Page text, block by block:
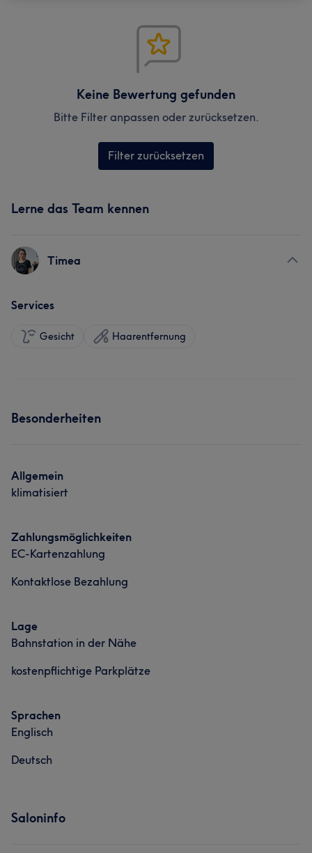
Keine Bewertung gefunden
Bitte Filter anpassen oder zurücksetzen.
Filter zurücksetzen
Lerne das Team kennen
Timea
Services
Gesicht Haarentfernung
Besonderheiten
Allgemein
klimatisiert
Zahlungsmöglichkeiten
EC-Kartenzahlung
Kontaktlose Bezahlung
Lage
Bahnstation in der Nähe
kostenpflichtige Parkplätze
Sprachen
Englisch
Deutsch
Saloninfo